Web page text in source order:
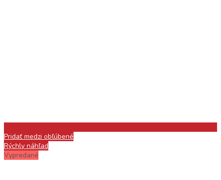
Pridať medzi obľúbené
Rýchly náhľad
Vypredané